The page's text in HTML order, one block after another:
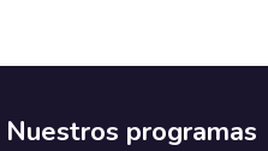
Nuestros programas